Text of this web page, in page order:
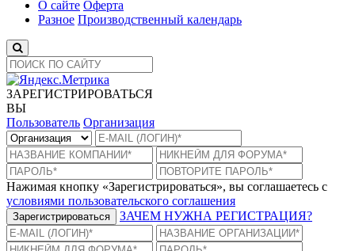
О сайте Оферта
Разное Производственный календарь
ЗАРЕГИСТРИРОВАТЬСЯ
ВЫ
Пользователь Организация
Нажимая кнопку «Зарегистрироваться», вы соглашаетесь с
условиями пользовательского соглашения
Зарегистрироваться ЗАЧЕМ НУЖНА РЕГИСТРАЦИЯ?